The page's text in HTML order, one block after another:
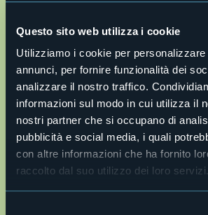
Questo sito web utilizza i cookie
Utilizziamo i cookie per
annunci, per fornire funzionalità dei
analizzare il nostro traffico.
informazioni sul modo in cui utilizza il
nostri partner che si occupano di
pubblicità e social media, i quali
con altre informazioni che ha fornito
raccolto dal suo utilizzo dei loro servizi.
Comune di Oggebbio: Piazza Municipio
Tel. 0323 48123/491005 - fax 0323 491921
protocollo@comune.oggebbio.vb.it-
www.comune.oggebbio.vb.it
Ufficio Turistico di Cannero Riviera: Via
Cannero Riviera
Tel. 0323 788943 -
CONTATTA DIRETTAMENTE L'UFFICIO
RIVIERA CLICCANDO QUI
Live
28824 - Oggebbio (VB)